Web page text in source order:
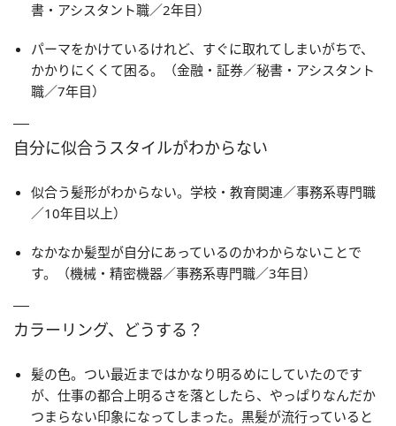
書・アシスタント職／2年目）
パーマをかけているけれど、すぐに取れてしまいがちで、
かかりにくくて困る。（金融・証券／秘書・アシスタント
職／7年目）
自分に似合うスタイルがわからない
似合う髪形がわからない。学校・教育関連／事務系専門職
／10年目以上）
なかなか髪型が自分にあっているのかわからないことで
す。（機械・精密機器／事務系専門職／3年目）
カラーリング、どうする？
髪の色。つい最近まではかなり明るめにしていたのです
が、仕事の都合上明るさを落としたら、やっぱりなんだか
つまらない印象になってしまった。黒髪が流行っていると